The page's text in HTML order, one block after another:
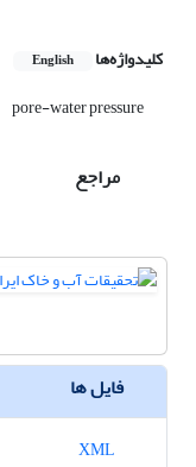
کلیدواژه‌ها English
pore-water pressure
مراجع
فایل ها